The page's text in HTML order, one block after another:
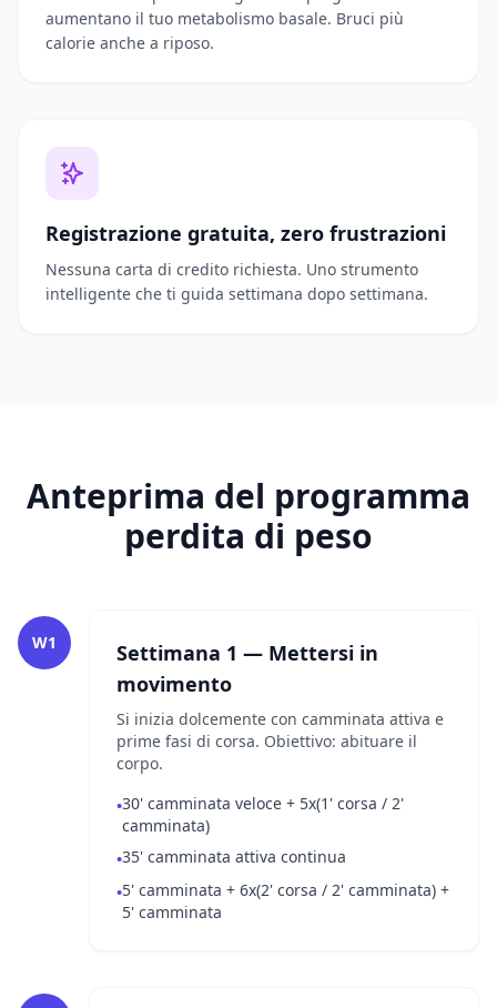
aumentano il tuo metabolismo basale. Bruci più
calorie anche a riposo.
Registrazione gratuita, zero frustrazioni
Nessuna carta di credito richiesta. Uno strumento
intelligente che ti guida settimana dopo settimana.
Anteprima del programma
perdita di peso
W1
Settimana 1 — Mettersi in
movimento
Si inizia dolcemente con camminata attiva e
prime fasi di corsa. Obiettivo: abituare il
corpo.
•30' camminata veloce + 5x(1' corsa / 2'
camminata)
•35' camminata attiva continua
•5' camminata + 6x(2' corsa / 2' camminata) +
5' camminata